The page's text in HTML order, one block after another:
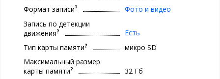
Формат записи?
Фото и видео
Запись по детекции
движения?
Есть
Тип карты памяти?
микро SD
Максимальный размер
карты памяти?
32 Гб